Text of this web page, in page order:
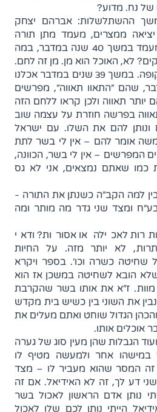
של נח. מדוע?
ההשתלשלות: אברהם יצחק
יציאה ממצרים, מעמד מתן תורה
והפיכתנו לעם. לאחר המעמד במשך 40 שנה במדבר, במה
לא, האוכל הוא מן. מן זה לחם.
השלו הגיע רק בסוף התקופה. במשך 39 שנים במדבר אכלנו
שהם "התאוו תאווה", מפרשים
יותר תאווה ולכן קראו ללחם הזה
בפרשה חוזרת על עצמה שוב
ונותן להם את השלו. עם ישראל
אומר להם – אין לי בשר לתת
המפרשים – אין לי בשר, הכוונה,
כמו שאתם נמצאים, אני לא גס
למה הקב"ה כשנתן את התורה -
ומצד שני גדר מה מותר ומה
לאכילה או אסורות? ודאי
לא יותר מזה. על החיות
שחיטה כשרה וכו'. בספר ויקרא
הובא לשחיטה במשכן אז הוא
מוות. ז"א את אותו בשר שהקרבת
את השוני בין כשיש בית מקדש
הגדול שוחט ואתם מעלים את
אוכלים אותו.
הגבלות שהן מעין סוג של גערה
במישהו אחר ולמעשה מטיף לו
זה המסר שהוא מעביר לו – מצד
דע לך, זה לא האידיאל. אם זה
נותן אדם הראשון לאכול בשר
הייתי נותן לכם שלו לאכול